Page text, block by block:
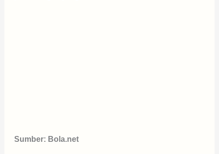
Sumber: Bola.net